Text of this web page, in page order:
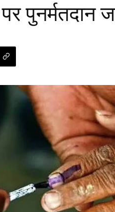
पुनर्मतदान